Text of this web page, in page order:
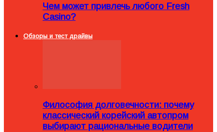
Чем может привлечь любого Fresh
Casino?
Обзоры и тест драйвы
Философия долговечности: почему
классический корейский автопром
выбирают рациональные водители